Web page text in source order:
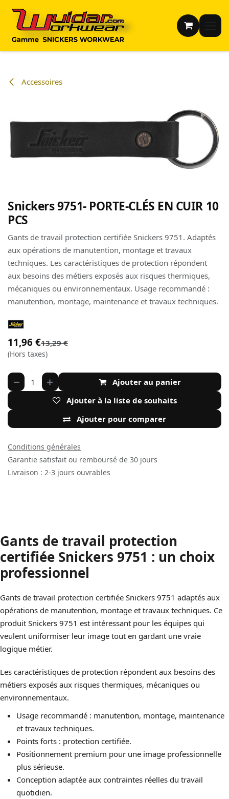
Accessoires
Snickers 9751- PORTE-CLÉS EN CUIR 10
PCS
Gants de travail protection certifiée Snickers 9751. Adaptés
aux opérations de manutention, montage et travaux
techniques. Les caractéristiques de protection répondent
aux besoins des métiers exposés aux risques thermiques,
mécaniques ou environnementaux. Usage recommandé :
manutention, montage, maintenance et travaux techniques.
11,96 €13,29€
(Hors taxes)
Ajouter au panier
Ajouter pour comparer
Ajouter à la liste de souhaits
Conditions générales
Garantie satisfait ou remboursé de 30 jours
Livraison : 2-3 jours ouvrables
Gants de travail protection
certifiée Snickers 9751 : un choix
professionnel
Gants de travail protection certifiée Snickers 9751 adaptés aux
opérations de manutention, montage et travaux techniques. Ce
produit Snickers 9751 est intéressant pour les équipes qui
veulent uniformiser leur image tout en gardant une vraie
logique métier.
Les caractéristiques de protection répondent aux besoins des
métiers exposés aux risques thermiques, mécaniques ou
environnementaux.
Usage recommandé : manutention, montage, maintenance
et travaux techniques.
Points forts : protection certifiée.
Positionnement premium pour une image professionnelle
plus sérieuse.
Conception adaptée aux contraintes réelles du travail
quotidien.